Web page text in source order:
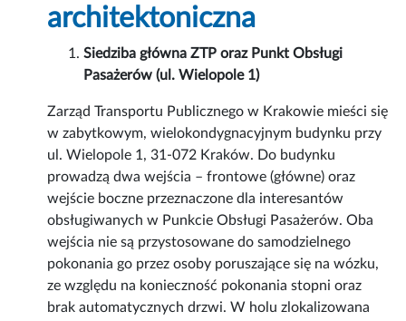
architektoniczna
Siedziba główna ZTP oraz Punkt Obsługi
Pasażerów (ul. Wielopole 1)
Zarząd Transportu Publicznego w Krakowie mieści się
w zabytkowym, wielokondygnacyjnym budynku przy
ul. Wielopole 1, 31-072 Kraków. Do budynku
prowadzą dwa wejścia – frontowe (główne) oraz
wejście boczne przeznaczone dla interesantów
obsługiwanych w Punkcie Obsługi Pasażerów. Oba
wejścia nie są przystosowane do samodzielnego
pokonania go przez osoby poruszające się na wózku,
ze względu na konieczność pokonania stopni oraz
brak automatycznych drzwi. W holu zlokalizowana